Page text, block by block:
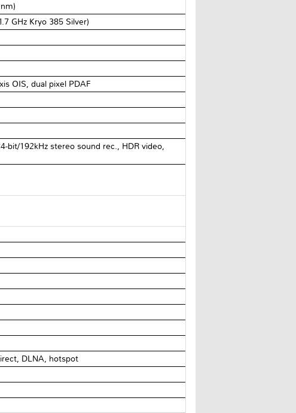
GHz Kryo 385 Silver)
OIS, dual pixel PDAF
bit/192kHz stereo sound rec., HDR video,
DLNA, hotspot